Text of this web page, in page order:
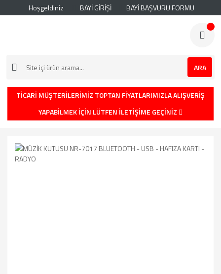
Hoşgeldiniz BAYİ GİRİŞİ BAYİ BAŞVURU FORMU
ARA
TİCARİ MÜŞTERİLERİMİZ TOPTAN FİYATLARIMIZLA ALIŞVERİŞ
YAPABİLMEK İÇİN LÜTFEN İLETİŞİME GEÇİNİZ